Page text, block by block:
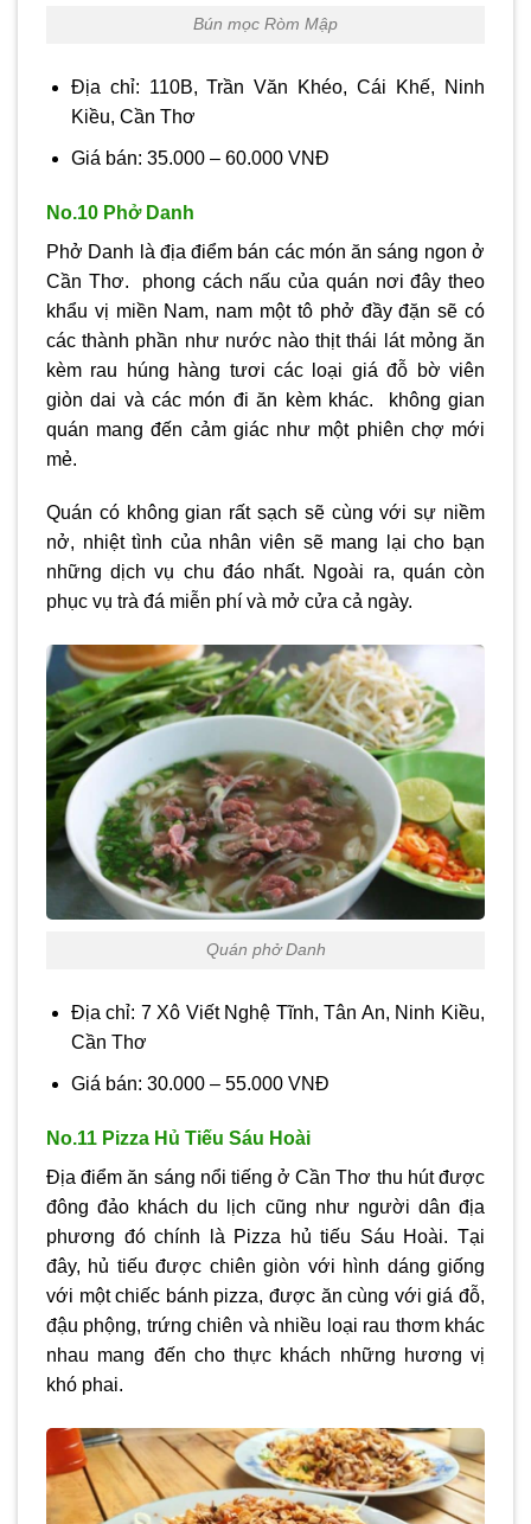
Bún mọc Ròm Mập
Địa chỉ: 110B, Trần Văn Khéo, Cái Khế, Ninh
Kiều, Cần Thơ
Giá bán: 35.000 – 60.000 VNĐ
No.10 Phở Danh
Phở Danh là địa điểm bán các món ăn sáng ngon ở
Cần Thơ. phong cách nấu của quán nơi đây theo
khẩu vị miền Nam, nam một tô phở đầy đặn sẽ có
các thành phần như nước nào thịt thái lát mỏng ăn
kèm rau húng hàng tươi các loại giá đỗ bờ viên
giòn dai và các món đi ăn kèm khác. không gian
quán mang đến cảm giác như một phiên chợ mới
mẻ.
Quán có không gian rất sạch sẽ cùng với sự niềm
nở, nhiệt tình của nhân viên sẽ mang lại cho bạn
những dịch vụ chu đáo nhất. Ngoài ra, quán còn
phục vụ trà đá miễn phí và mở cửa cả ngày.
Quán phở Danh
Địa chỉ: 7 Xô Viết Nghệ Tĩnh, Tân An, Ninh Kiều,
Cần Thơ
Giá bán: 30.000 – 55.000 VNĐ
No.11 Pizza Hủ Tiếu Sáu Hoài
Địa điểm ăn sáng nổi tiếng ở Cần Thơ thu hút được
đông đảo khách du lịch cũng như người dân địa
phương đó chính là Pizza hủ tiếu Sáu Hoài. Tại
đây, hủ tiếu được chiên giòn với hình dáng giống
với một chiếc bánh pizza, được ăn cùng với giá đỗ,
đậu phộng, trứng chiên và nhiều loại rau thơm khác
nhau mang đến cho thực khách những hương vị
khó phai.